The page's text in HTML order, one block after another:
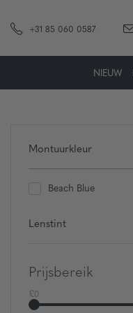
+31 85 060 0587
NIEUW
Montuurkleur
Beach Blue
Lenstint
Prijsbereik
£0